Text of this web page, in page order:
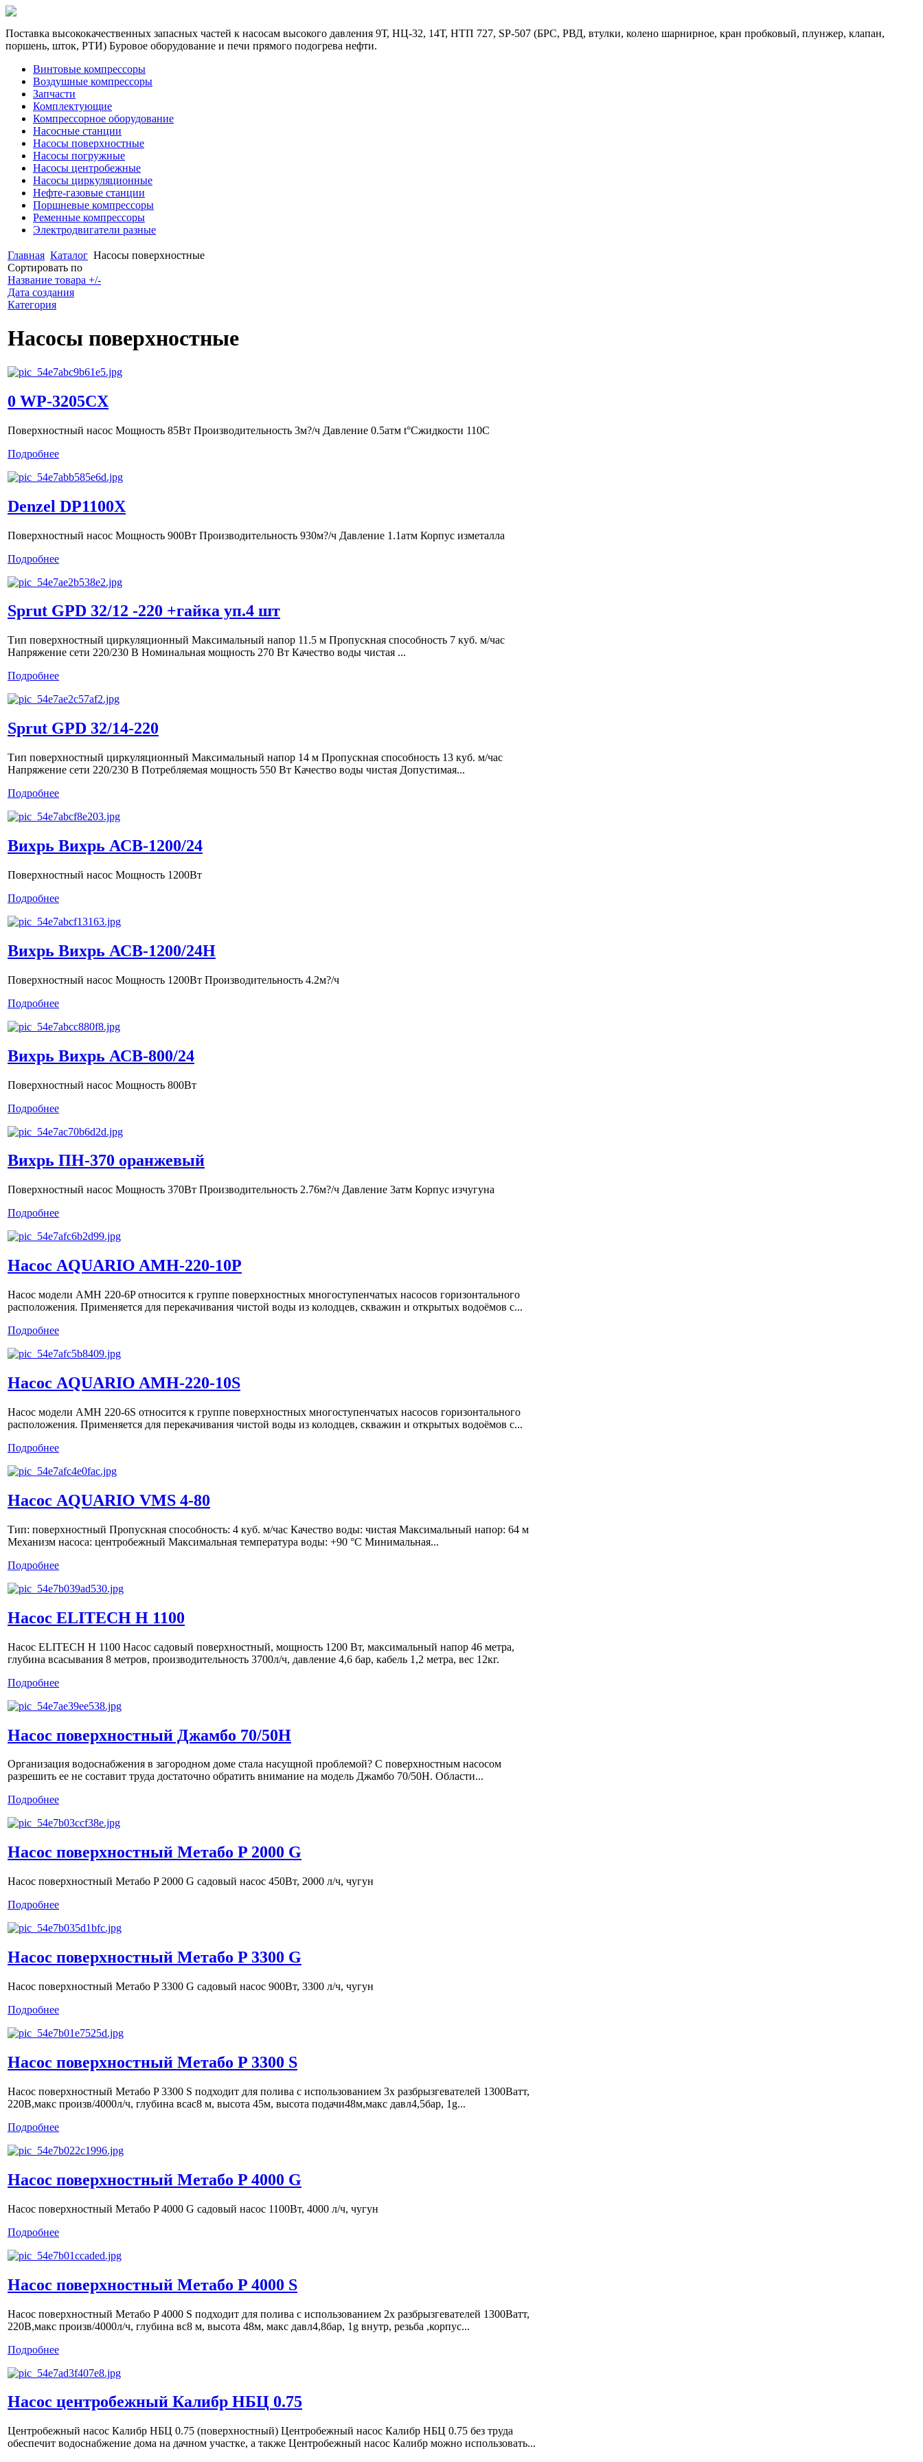
Поставка высококачественных запасных частей к насосам высокого давления 9Т, НЦ-32, 14Т, НТП 727, SP-507 (БРС, РВД, втулки, колено шарнирное, кран пробковый, плунжер, клапан,
поршень, шток, РТИ) Буровое оборудование и печи прямого подогрева нефти.
Винтовые компрессоры
Воздушные компрессоры
Запчасти
Комплектующие
Компрессорное оборудование
Насосные станции
Насосы поверхностные
Насосы погружные
Насосы центробежные
Насосы циркуляционные
Нефте-газовые станции
Поршневые компрессоры
Ременные компрессоры
Электродвигатели разные
Главная Каталог Насосы поверхностные
Сортировать по
Название товара +/-
Дата создания
Категория
Насосы поверхностные
0 WP-3205CX
Поверхностный насос Мощность 85Вт Производительность 3м?/ч Давление 0.5атм t°Cжидкости 110C
Подробнее
Denzel DP1100X
Поверхностный насос Мощность 900Вт Производительность 930м?/ч Давление 1.1атм Корпус изметалла
Подробнее
Sprut GPD 32/12 -220 +гайка уп.4 шт
Тип поверхностный циркуляционный Максимальный напор 11.5 м Пропускная способность 7 куб. м/час
Напряжение сети 220/230 В Номинальная мощность 270 Вт Качество воды чистая ...
Подробнее
Sprut GPD 32/14-220
Тип поверхностный циркуляционный Максимальный напор 14 м Пропускная способность 13 куб. м/час
Напряжение сети 220/230 В Потребляемая мощность 550 Вт Качество воды чистая Допустимая...
Подробнее
Вихрь Вихрь АСВ-1200/24
Поверхностный насос Мощность 1200Вт
Подробнее
Вихрь Вихрь АСВ-1200/24Н
Поверхностный насос Мощность 1200Вт Производительность 4.2м?/ч
Подробнее
Вихрь Вихрь АСВ-800/24
Поверхностный насос Мощность 800Вт
Подробнее
Вихрь ПН-370 оранжевый
Поверхностный насос Мощность 370Вт Производительность 2.76м?/ч Давление 3атм Корпус изчугуна
Подробнее
Насос AQUARIO AMH-220-10P
Насос модели AMH 220-6P относится к группе поверхностных многоступенчатых насосов горизонтального
расположения. Применяется для перекачивания чистой воды из колодцев, скважин и открытых водоёмов с...
Подробнее
Насос AQUARIO AMH-220-10S
Насос модели AMH 220-6S относится к группе поверхностных многоступенчатых насосов горизонтального
расположения. Применяется для перекачивания чистой воды из колодцев, скважин и открытых водоёмов с...
Подробнее
Насос AQUARIO VMS 4-80
Тип: поверхностный Пропускная способность: 4 куб. м/час Качество воды: чистая Максимальный напор: 64 м
Механизм насоса: центробежный Максимальная температура воды: +90 °С Минимальная...
Подробнее
Насос ELITECH Н 1100
Насос ELITECH Н 1100 Насос садовый поверхностный, мощность 1200 Вт, максимальный напор 46 метра,
глубина всасывания 8 метров, производительность 3700л/ч, давление 4,6 бар, кабель 1,2 метра, вес 12кг.
Подробнее
Насос поверхностный Джамбо 70/50Н
Организация водоснабжения в загородном доме стала насущной проблемой? С поверхностным насосом
разрешить ее не составит труда достаточно обратить внимание на модель Джамбо 70/50Н. Области...
Подробнее
Насос поверхностный Метабо P 2000 G
Насос поверхностный Метабо P 2000 G садовый насос 450Вт, 2000 л/ч, чугун
Подробнее
Насос поверхностный Метабо P 3300 G
Насос поверхностный Метабо P 3300 G садовый насос 900Вт, 3300 л/ч, чугун
Подробнее
Насос поверхностный Метабо P 3300 S
Насос поверхностный Метабо P 3300 S подходит для полива с использованием 3х разбрызгевателей 1300Ватт,
220В,макс произв/4000л/ч, глубина всас8 м, высота 45м, высота подачи48м,макс давл4,5бар, 1g...
Подробнее
Насос поверхностный Метабо P 4000 G
Насос поверхностный Метабо P 4000 G садовый насос 1100Вт, 4000 л/ч, чугун
Подробнее
Насос поверхностный Метабо P 4000 S
Насос поверхностный Метабо P 4000 S подходит для полива с использованием 2х разбрызгевателей 1300Ватт,
220В,макс произв/4000л/ч, глубина вс8 м, высота 48м, макс давл4,8бар, 1g внутр, резьба ,корпус...
Подробнее
Насос центробежный Калибр НБЦ 0.75
Центробежный насос Калибр НБЦ 0.75 (поверхностный) Центробежный насос Калибр НБЦ 0.75 без труда
обеспечит водоснабжение дома на дачном участке, а также Центробежный насос Калибр можно использовать...